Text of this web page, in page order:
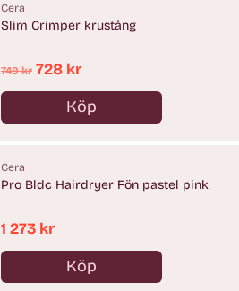
Cera
Slim Crimper krustång
Ordinarie
pris
749 kr 728 kr
Köp
Antal
Cera
Pro Bldc Hairdryer Fön pastel pink
1 273 kr
Köp
Antal